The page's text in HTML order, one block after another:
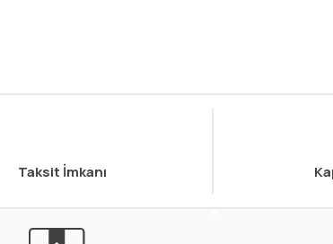
Taksit İmkanı